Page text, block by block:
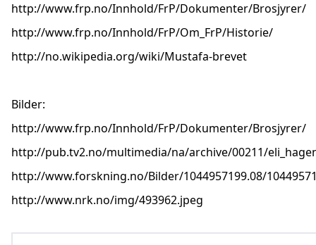
http://www.frp.no/Innhold/FrP/Dokumenter/Brosjyrer/
http://www.frp.no/Innhold/FrP/Om_FrP/Historie/
http://no.wikipedia.org/wiki/Mustafa-brevet
Bilder:
http://www.frp.no/Innhold/FrP/Dokumenter/Brosjyrer/
http://pub.tv2.no/multimedia/na/archive/00211/
http://www.forskning.no/Bilder/1044957199.08/
http://www.nrk.no/img/493962.jpeg